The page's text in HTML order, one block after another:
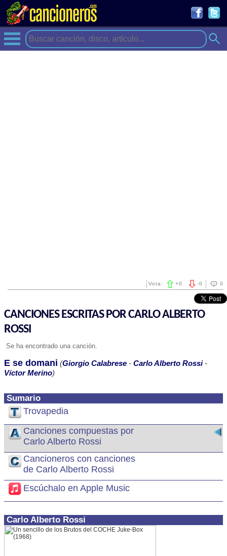
0
-0
Vota: +0
CANCIONES ESCRITAS POR CARLO ALBERTO
ROSSI
Se ha encontrado una canción.
Sumario
Trovapedia
Canciones compuestas por
Carlo Alberto Rossi
Cancioneros con canciones
de Carlo Alberto Rossi
Escúchalo en Apple Music
Carlo Alberto Rossi
E se domani (Giorgio Calabrese - Carlo Alberto Rossi-
Víctor Merino)